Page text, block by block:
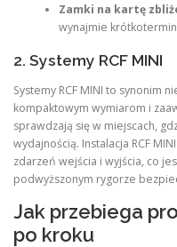
Zamki na kartę
wynajmie
2. Systemy RCF MINI
Systemy RCF MINI to synonim
kompaktowym wymiarom i
sprawdzają się w miejscach,
wydajnością. Instalacja RCF
zdarzeń wejścia i wyjścia, co
podwyższonym rygorze
Jak przebiega
po kroku